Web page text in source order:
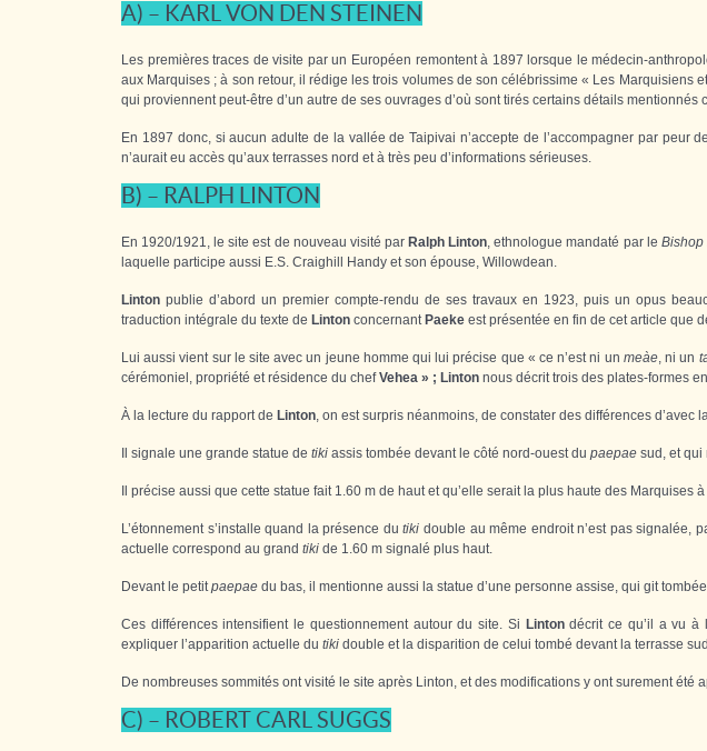
A) – KARL VON DEN STEINEN
Les premières traces de visite par un Européen remontent à 1897 lorsque le médecin-
aux Marquises ; à son retour, il rédige les trois volumes de son célébrissime « Les Marquisiens
qui proviennent peut-être d’un autre de ses ouvrages d’où sont tirés certains détails
En 1897 donc, si aucun adulte de la vallée de Taipivai n’accepte de l’accompagner par peur
n’aurait eu accès qu’aux terrasses nord et à très peu d’informations sérieuses.
B) – RALPH LINTON
En 1920/1921, le site est de nouveau visité par Ralph Linton, ethnologue mandaté par le Bishop
laquelle participe aussi E.S. Craighill Handy et son épouse, Willowdean.
Linton publie d’abord un premier compte-rendu de ses travaux en 1923, puis un opus
traduction intégrale du texte de Linton concernant Paeke est présentée en fin de cet article que
Lui aussi vient sur le site avec un jeune homme qui lui précise que « ce n’est ni un meàe, ni un
cérémoniel, propriété et résidence du chefVehea » ; Linton nous décrit trois des plates-formes
À la lecture du rapport de Linton, on est surpris néanmoins, de constater des différences d’avec
Il signale une grande statue de tiki assis tombée devant le côté nord-ouest du paepae sud, et qui
Il précise aussi que cette statue fait 1.60 m de haut et qu’elle serait la plus haute des Marquises
L’étonnement s’installe quand la présence dutiki double au même endroit n’est pas signalée,
actuelle correspond au grand tiki de 1.60 m signalé plus haut.
Devant le petitpaepae du bas, il mentionne aussi la statue d’une personne assise, qui git
Ces différences intensifient le questionnement autour du site. Si Lintondécrit ce qu’il a vu à
expliquer l’apparition actuelle du tiki double et la disparition de celui tombé devant la terrasse
De nombreuses sommités ont visité le site après Linton, et des modifications y ont surement été
C) – ROBERT CARL SUGGS